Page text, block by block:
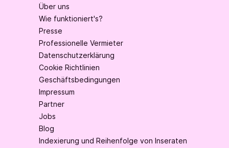
Über uns
Wie funktioniert's?
Presse
Professionelle Vermieter
Datenschutzerklärung
Cookie Richtlinien
Geschäftsbedingungen
Impressum
Partner
Jobs
Blog
Indexierung und Reihenfolge von Inseraten